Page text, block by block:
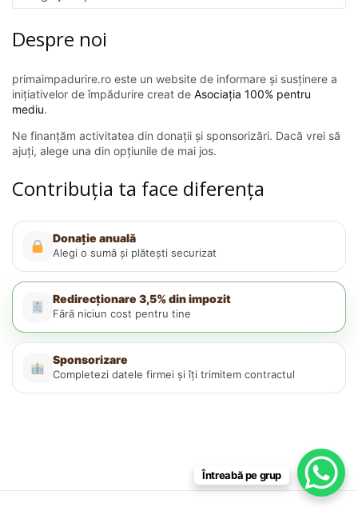
Despre noi
primaimpadurire.ro este un website de informare și susținere a
inițiativelor de împădurire creat de Asociația 100% pentru
mediu.
Ne finanțăm activitatea din donații și sponsorizări. Dacă vrei să
ajuți, alege una din opțiunile de mai jos.
Contribuția ta face diferența
Donație anuală
Alegi o sumă și plătești securizat
Redirecționare 3,5% din impozit
Fără niciun cost pentru tine
Sponsorizare
Completezi datele firmei și îți trimitem contractul
Întreabă pe grup